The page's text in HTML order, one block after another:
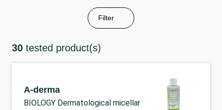
Filter
30 tested product(s)
A-derma
BIOLOGY Dermatological micellar